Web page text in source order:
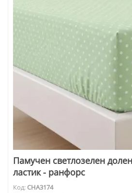
Памучен светлозелен
ластик - ранфорс
Код: CHA3174